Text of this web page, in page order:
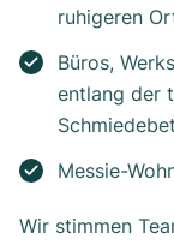
ruhigeren
Büros,
entlang der
Messie-
Wir stimmen